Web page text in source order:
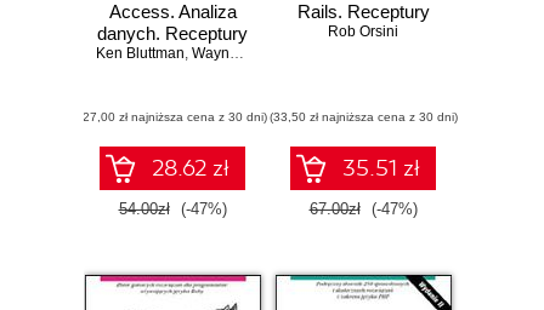
Access. Analiza
danych. Receptury
Ken Bluttman, Wayne Freeze
(27,00 zł najniższa cena z 30 dni)
28.62 zł
54.00zł (-47%)
Rails. Receptury
Rob Orsini
(33,50 zł najniższa cena z 30 dni)
35.51 zł
67.00zł (-47%)